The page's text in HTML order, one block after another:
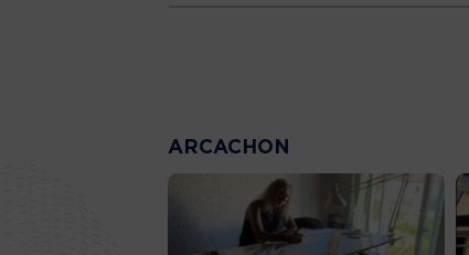
ARCACHON